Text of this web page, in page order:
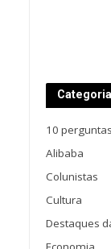
10
Alibaba
Colunistas
Cultura
Destaques